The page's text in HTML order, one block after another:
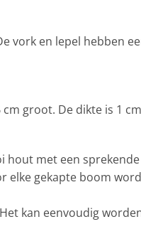
vork en lepel hebben
groot. De dikte is 1
hout met een
gekapte boom
kan eenvoudig